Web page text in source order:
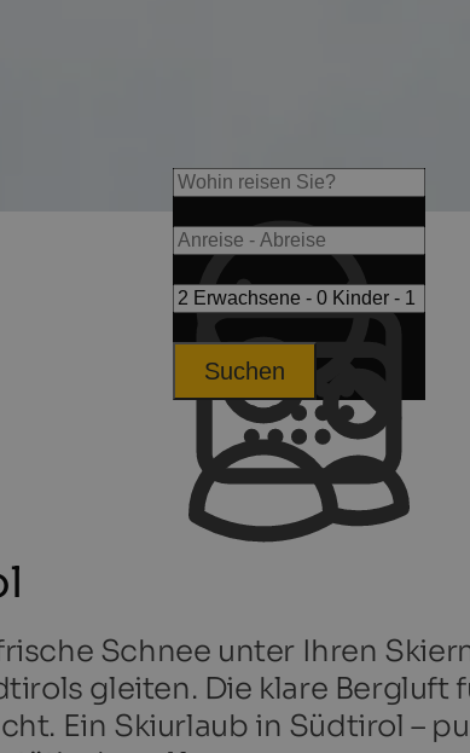
Suchen
Schnee unter Ihren
gleiten. Die klare Bergluft
Ein Skiurlaub in Südtirol –